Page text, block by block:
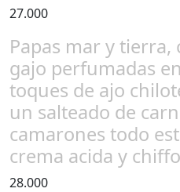
27.000
Papas mar y tierra,
gajo perfumadas
toques de ajo
un salteado de
camarones todo
crema acida y
28.000